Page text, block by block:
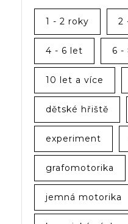
1 - 2 roky 2
4 - 6 let 6 -
10 let a více
dětské hřiště
experiment
grafomotorika
jemná motorika